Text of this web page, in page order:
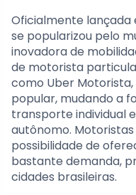
Oficialmente lançada
se popularizou pelo
inovadora de
de motorista
como Uber
popular, mudando a
transporte individual
autônomo.
possibilidade de
bastante demanda,
cidades brasileiras.